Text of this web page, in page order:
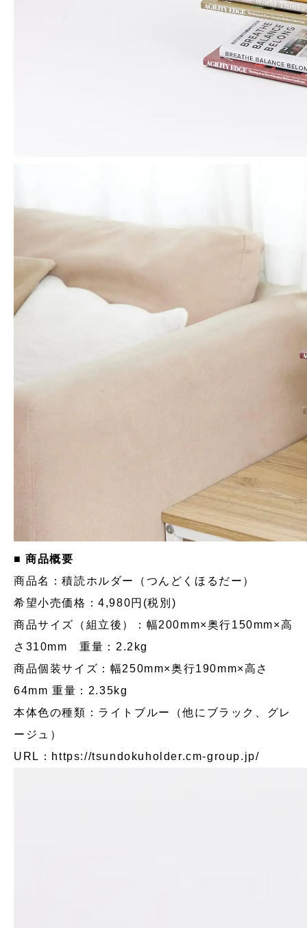
■ 商品概要
商品名：積読ホルダー（つんどくほるだー）
希望小売価格：4,980円(税別)
商品サイズ（組立後）：幅200mm×奥行150mm×高
さ310mm 重量：2.2kg
商品個装サイズ：幅250mm×奥行190mm×高さ
64mm 重量：2.35kg
本体色の種類：ライトブルー（他にブラック、グレ
ージュ）
URL： https://tsundokuholder.cm-group.jp/